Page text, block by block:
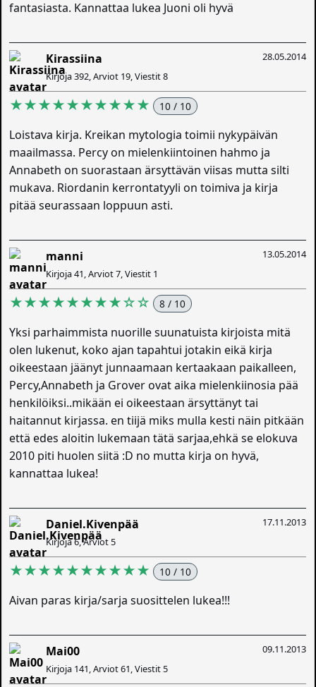
fantasiasta. Kannattaa lukea Juoni oli hyvä
28.05.2014
Kirassiina
Kirjoja 392, Arviot 19, Viestit 8
★★★★★★★★★★ 10 / 10
Loistava kirja. Kreikan mytologia toimii nykypäivän
maailmassa. Percy on mielenkiintoinen hahmo ja
Annabeth on suorastaan ärsyttävän viisas mutta silti
mukava. Riordanin kerrontatyyli on toimiva ja kirja
pitää seurassaan loppuun asti.
13.05.2014
manni
Kirjoja 41, Arviot 7, Viestit 1
★★★★★★★★☆☆ 8 / 10
Yksi parhaimmista nuorille suunatuista kirjoista mitä
olen lukenut, koko ajan tapahtui jotakin eikä kirja
oikeestaan jäänyt junnaamaan kertaakaan paikalleen,
Percy,Annabeth ja Grover ovat aika mielenkiinosia pää
henkilöiksi..mikään ei oikeestaan ärsyttänyt tai
haitannut kirjassa. en tiijä miks mulla kesti näin pitkään
että edes aloitin lukemaan tätä sarjaa,ehkä se elokuva
2010 piti huolen siitä :D no mutta kirja on hyvä,
kannattaa lukea!
17.11.2013
Daniel.Kivenpää
Kirjoja 6, Arviot 5
★★★★★★★★★★ 10 / 10
Aivan paras kirja/sarja suosittelen lukea!!!
09.11.2013
Mai00
Kirjoja 141, Arviot 61, Viestit 5